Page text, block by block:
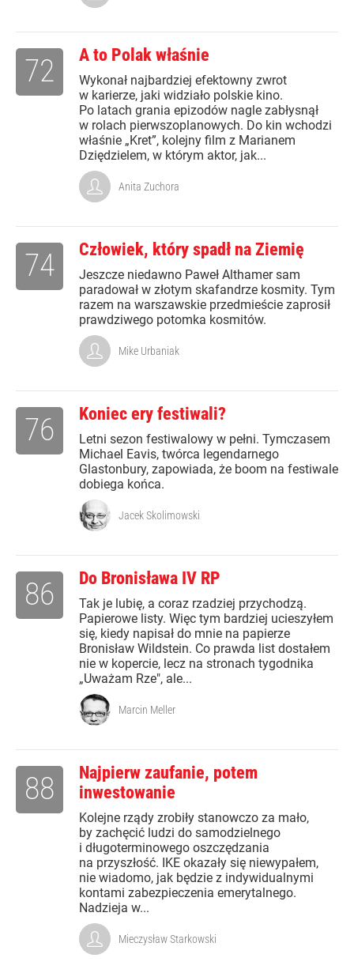
A to Polak właśnie
Wykonał najbardziej efektowny zwrot
w karierze, jaki widziało polskie kino.
Po latach grania epizodów nagle zabłysnął
w rolach pierwszoplanowych. Do kin wchodzi
właśnie „Kret”, kolejny film z Marianem
Dziędzielem, w którym aktor, jak...
72
Anita Zuchora
Człowiek, który spadł na Ziemię
Jeszcze niedawno Paweł Althamer sam
paradował w złotym skafandrze kosmity. Tym
razem na warszawskie przedmieście zaprosił
prawdziwego potomka kosmitów.
74
Mike Urbaniak
Koniec ery festiwali?
Letni sezon festiwalowy w pełni. Tymczasem
Michael Eavis, twórca legendarnego
Glastonbury, zapowiada, że boom na festiwale
dobiega końca.
76
Jacek Skolimowski
Do Bronisława IV RP
Tak je lubię, a coraz rzadziej przychodzą.
Papierowe listy. Więc tym bardziej ucieszyłem
się, kiedy napisał do mnie na papierze
Bronisław Wildstein. Co prawda list dostałem
nie w kopercie, lecz na stronach tygodnika
„Uważam Rze", ale...
86
Marcin Meller
Najpierw zaufanie, potem
inwestowanie
Kolejne rządy zrobiły stanowczo za mało,
by zachęcić ludzi do samodzielnego
i długoterminowego oszczędzania
na przyszłość. IKE okazały się niewypałem,
nie wiadomo, jak będzie z indywidualnymi
kontami zabezpieczenia emerytalnego.
Nadzieja w...
88
Mieczysław Starkowski